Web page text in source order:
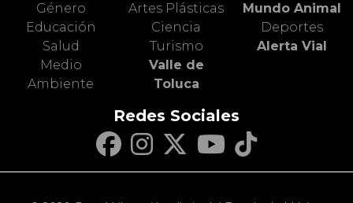
Género
Educación
Salud
Medio
Ambiente
Artes Plásticas
Ciencia
Turismo
Valle de
Toluca
Mundo Animal
Deportes
Alerta Vial
Redes Sociales